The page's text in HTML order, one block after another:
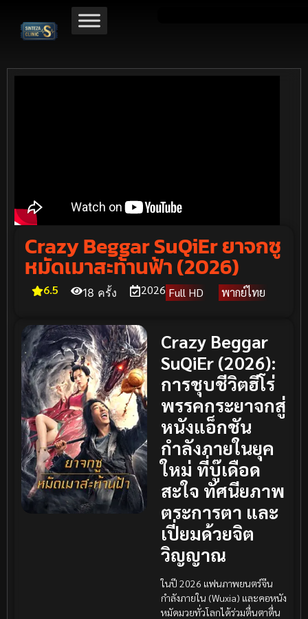
Crazy Beggar SuQiEr ยาจกซู
หมัดเมาสะท้านฟ้า (2026)
6.5 18 ครั้ง 2026 Full HD พากย์ไทย
Crazy Beggar
SuQiEr (2026):
การชุบชีวิตฮีโร่
พรรคกระยาจกสู่
หนังแอ็กชัน
กำลังภายในยุค
ใหม่ ที่บู๊เดือด
สะใจ ทัศนียภาพ
ตระการตา และ
เปี่ยมด้วยจิต
วิญญาณ
ในปี 2026 แฟนภาพยนตร์จีน
กำลังภายใน (Wuxia) และคอหนัง
หมัดมวยทั่วโลกได้ร่วมตื่นตาตื่น